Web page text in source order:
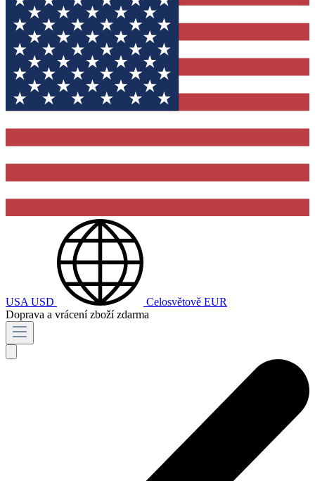
USA USD Celosvětově EUR
Doprava a vrácení zboží zdarma